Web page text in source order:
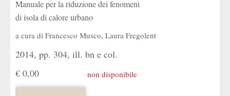
Manuale per la riduzione dei fenomeni
di isola di calore urbano
a cura di Francesco Musco, Laura Fregolent
2014, pp. 304, ill. bn e col.
€ 0,00
non disponibile